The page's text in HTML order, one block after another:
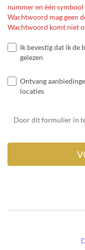
nummer en één
Wachtwoord mag geen
Wachtwoord komt niet
Ik bevestig dat ik de
gelezen
Ontvang
locaties
Door dit formulier in